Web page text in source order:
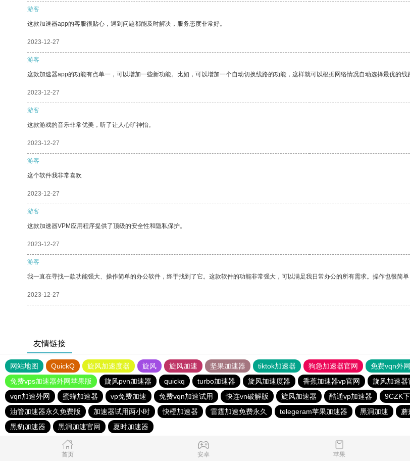
游客
这款加速器app的客服很贴心，遇到问题都能及时解决，服务态度非常好。
2023-12-27
游客
这款加速器app的功能有点单一，可以增加一些新功能。比如，可以增加一个自动切换线路的功能，这样就可以根据网络情况自动选择最优的线
2023-12-27
游客
这款游戏的音乐非常优美，听了让人心旷神怡。
2023-12-27
游客
这个软件我非常喜欢
2023-12-27
游客
这款加速器VPM应用程序提供了顶级的安全性和隐私保护。
2023-12-27
游客
我一直在寻找一款功能强大、操作简单的办公软件，终于找到了它。这款软件的功能非常强大，可以满足我日常办公的所有需求。操作也很简单
2023-12-27
友情链接
网站地图 QuickQ 旋风加速度器 旋风 旋风加速 坚果加速器 tiktok加速器 狗急加速器官网 免费vqn外
免费vps加速器外网苹果版
旋风pvn加速器 quickq turbo加速器 旋风加速度器 香蕉加速器vp官网 旋风加速器
vqn加速外网
蜜蜂加速器 vp免费加速 免费vqn加速试用 快连vn破解版 旋风加速器 酷通vp加速器 9CZK
油管加速器永久免费版
加速器试用两小时 快橙加速器 雷霆加速免费永久 telegeram苹果加速器 黑洞加速 蘑
黑豹加速器
黑洞加速官网 夏时加速器
首页 安卓 苹果